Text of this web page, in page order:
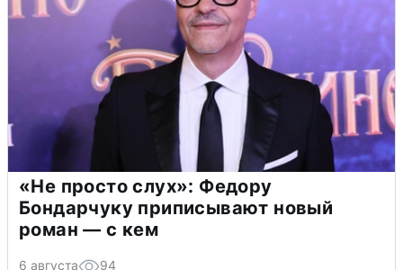
«Не просто слух»: Федору
Бондарчуку приписывают новый
роман — с кем
6 августа 94